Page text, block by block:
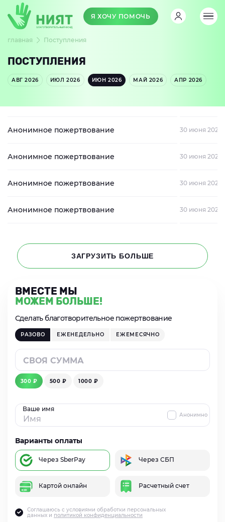
Я ХОЧУ ПОМОЧЬ
главная Поступления
ПОСТУПЛЕНИЯ
АВГ 2026 ИЮЛ 2026 ИЮН 2026 МАЙ 2026 АПР 2026
Анонимное пожертвование 30 июня 2026
Анонимное пожертвование 30 июня 2026
Анонимное пожертвование 30 июня 2026
Анонимное пожертвование 30 июня 2026
ЗАГРУЗИТЬ БОЛЬШЕ
ВМЕСТЕ МЫ
МОЖЕМ БОЛЬШЕ!
Сделать благотворительное пожертвование
РАЗОВО ЕЖЕНЕДЕЛЬНО ЕЖЕМЕСЯЧНО
300 ₽ 500 ₽ 1000 ₽
Ваше имя
Анонимно
Варианты оплаты
Через SberPay Через СБП
Картой онлайн Расчетный счет
Соглашаюсь с условиями обработки персональных
данных и политикой конфиденциальности